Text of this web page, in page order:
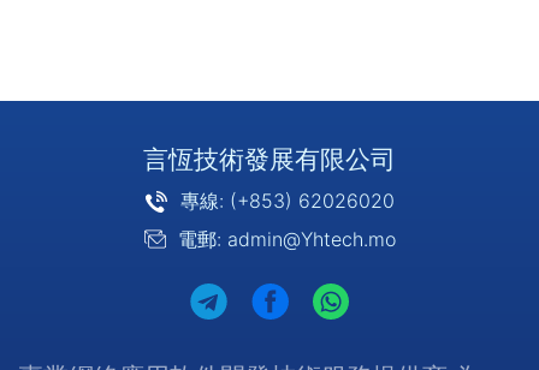
言恆技術發展有限公司
專線: (+853) 62026020
電郵: admin@Yhtech.mo